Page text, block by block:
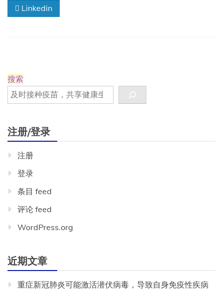
Linkedin
搜索
注册/登录
注册
登录
条目 feed
评论 feed
WordPress.org
近期文章
重症新冠肺炎可能激活潜伏病毒，导致自身免疫性疾病